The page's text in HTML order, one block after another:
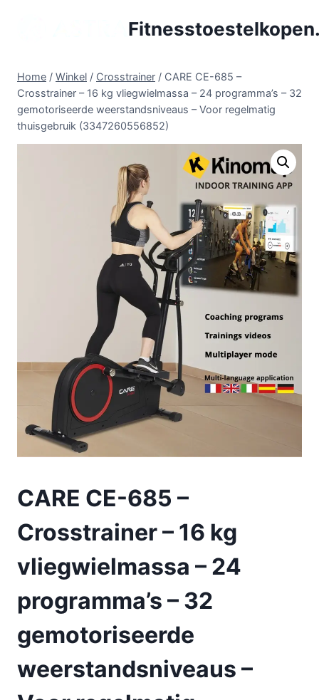
Home / Winkel / Crosstrainer / CARE CE-685 –
Crosstrainer – 16 kg vliegwielmassa – 24 programma’s – 32
gemotoriseerde weerstandsniveaus – Voor regelmatig
thuisgebruik (3347260556852)
CARE CE-685 –
Crosstrainer – 16 kg
vliegwielmassa – 24
programma’s – 32
gemotoriseerde
weerstandsniveaus –